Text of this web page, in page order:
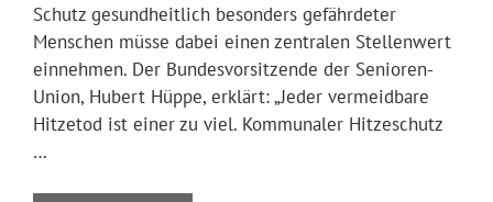
Schutz gesundheitlich besonders gefährdeter
Menschen müsse dabei einen zentralen Stellenwert
einnehmen. Der Bundesvorsitzende der Senioren-
Union, Hubert Hüppe, erklärt: „Jeder vermeidbare
Hitzetod ist einer zu viel. Kommunaler Hitzeschutz
…